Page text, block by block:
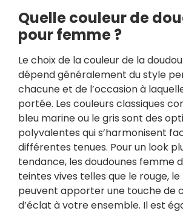
Quelle couleur de
pour femme ?
Le choix de la couleur de la
dépend généralement du style
chacune et de l’occasion à
portée. Les couleurs classiques
bleu marine ou le gris sont des
polyvalentes qui s’harmonisent
différentes tenues. Pour un look
tendance, les doudounes femme
teintes vives telles que le rouge,
peuvent apporter une touche de
d’éclat à votre ensemble. Il est